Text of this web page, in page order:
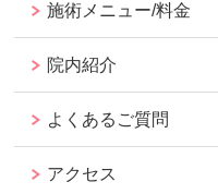
施術メニュー/料金
院内紹介
よくあるご質問
アクセス